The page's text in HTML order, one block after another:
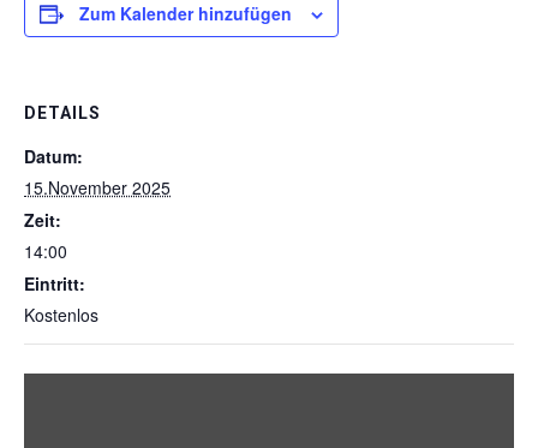
Zum Kalender hinzufügen
DETAILS
Datum:
15.November 2025
Zeit:
14:00
Eintritt:
Kostenlos